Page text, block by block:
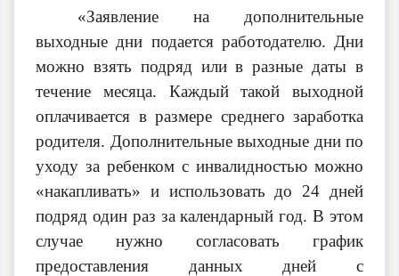
«Заявление на дополнительные
выходные дни подается работодателю. Дни
можно взять подряд или в разные даты в
течение месяца. Каждый такой выходной
оплачивается в размере среднего заработка
родителя. Дополнительные выходные дни по
уходу за ребенком с инвалидностью можно
«накапливать» и использовать до 24 дней
подряд один раз за календарный год. В этом
случае нужно согласовать график
предоставления данных дней с